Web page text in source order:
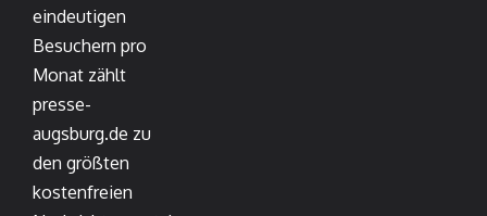
eindeutigen
Besuchern pro
Monat zählt
presse-
augsburg.de zu
den größten
kostenfreien